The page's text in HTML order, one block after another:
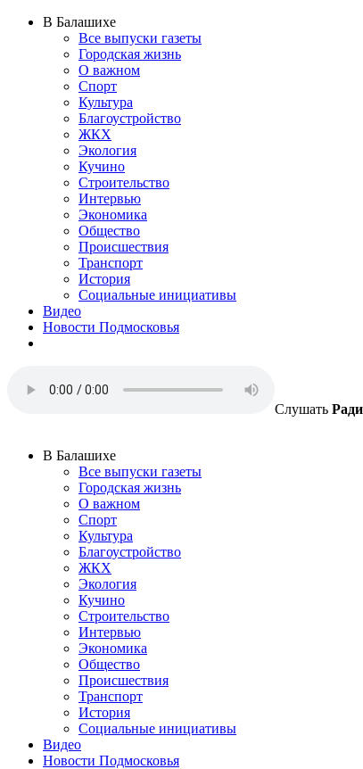
В Балашихе
Все выпуски газеты
Городская жизнь
О важном
Спорт
Культура
Благоустройство
ЖКХ
Экология
Кучино
Строительство
Интервью
Экономика
Общество
Происшествия
Транспорт
История
Социальные инициативы
Видео
Новости Подмосковья
Слушать
В Балашихе
Все выпуски газеты
Городская жизнь
О важном
Спорт
Культура
Благоустройство
ЖКХ
Экология
Кучино
Строительство
Интервью
Экономика
Общество
Происшествия
Транспорт
История
Социальные инициативы
Видео
Новости Подмосковья